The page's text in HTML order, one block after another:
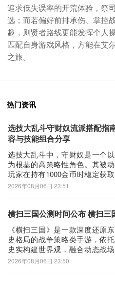
追求低失误率的开荒体验，祭
选；而若偏好前排承伤、掌控
趣，则贤者路线更能发挥个人
匹配自身游戏风格，方能在艾
之旅。
热门资讯
选技大乱斗守财奴流派搭配指
容与技能组合分享
选技大乱斗中，守财奴是一个
为根基的高策略性角色。其被
玩家在持有1000金币时稳定获
息，而终极技能的伤害数值则与
潜力的职业之一。如何围绕这
化
2026年08月06日 23:51
横扫三国公测时间公布 横扫三
《横扫三国》是一款深度还原
史格局的战争策略类手游，依
史实构建世界观，融合动态战
浸式剧情演绎与差异化武将养成
2026年08月06日 23:50